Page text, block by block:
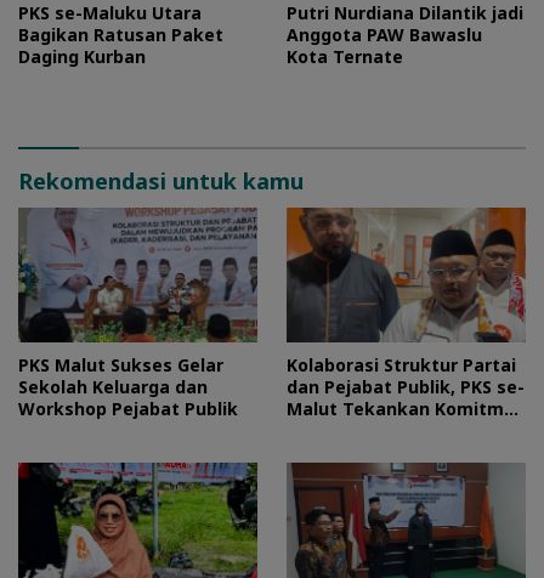
PKS se-Maluku Utara
Bagikan Ratusan Paket
Daging Kurban
Putri Nurdiana Dilantik jadi
Anggota PAW Bawaslu
Kota Ternate
Rekomendasi untuk kamu
PKS Malut Sukses Gelar
Sekolah Keluarga dan
Workshop Pejabat Publik
Kolaborasi Struktur Partai
dan Pejabat Publik, PKS se-
Malut Tekankan Komitmen